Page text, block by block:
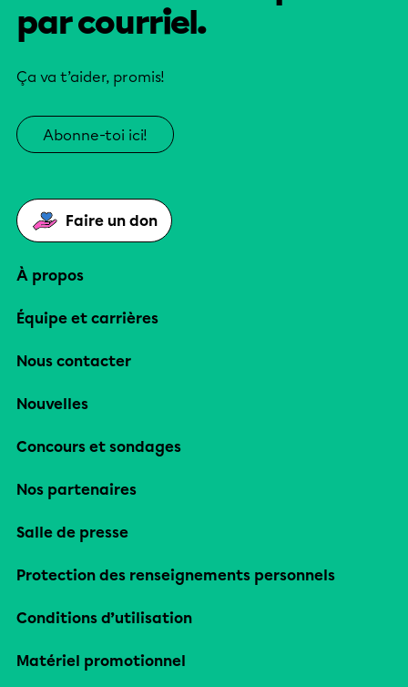
par courriel.
Ça va t’aider, promis!
Abonne-toi ici!
Faire un don
À propos
Équipe et carrières
Nous contacter
Nouvelles
Concours et sondages
Nos partenaires
Salle de presse
Protection des renseignements personnels
Conditions d’utilisation
Matériel promotionnel